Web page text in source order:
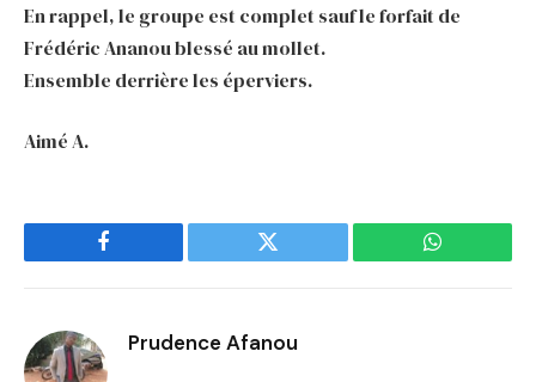
En rappel, le groupe est complet sauf le forfait de
Frédéric Ananou blessé au mollet.
Ensemble derrière les éperviers.
Aimé A.
Facebook Twitter WhatsApp
Prudence Afanou